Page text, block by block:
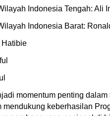
Indonesia Tengah: Ali
Indonesia Barat:
Hatibie
momentum penting
mendukung keberhasilan